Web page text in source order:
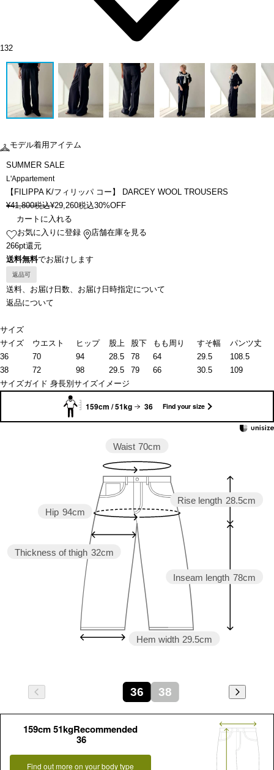
132
モデル着用アイテム
SUMMER SALE
L'Appartement
【FILIPPA K/フィリッパ コー】 DARCEY WOOL TROUSERS
¥41,800税込¥29,260税込30%OFF
カートに入れる
お気に入りに登録
店舗在庫を見る
266pt還元
送料無料でお届けします
返品可
送料、お届け日数、お届け日時指定について
返品について
サイズ
サイズ
ウエスト ヒップ 股上 股下 もも周り すそ幅
パンツ丈
36
70 94 28.5 78 64 29.5
108.5
38
72 98 29.5 79 66 30.5
109
サイズガイド 身長別サイズイメージ
159cm / 51kg 36 Find your size
Inseam length 78cm
Rise length 28.5cm
Hem width 29.5cm
Thickness of thigh 32cm
Hip 94cm
Waist 70cm
36 38
159cm 51kgRecommended
36
Find out more on your body type